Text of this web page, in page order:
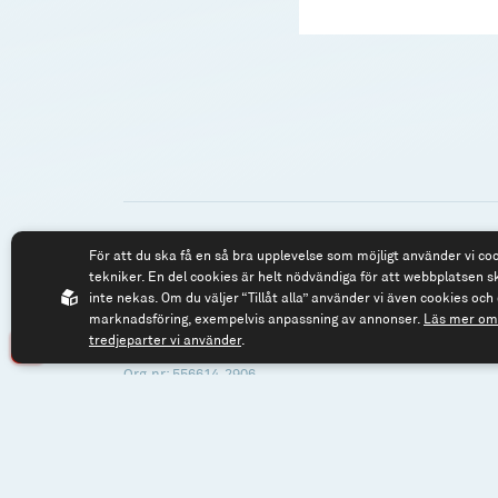
Spiltan Fonder AB
Riddargatan 17
114 57 Stockholm
Org.nr: 556614-2906
Tel: 08 - 545
För att du ska få en så bra upplevelse som möjligt använder vi
tekniker. En del cookies är helt nödvändiga för att webbplatsen
inte nekas. Om du väljer “Tillåt alla” använder vi även cookies
marknadsföring, exempelvis anpassning av annonser. Läs mer
tredjeparter vi använder.